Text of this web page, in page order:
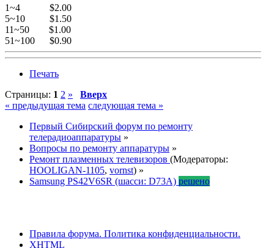
1~4 $2.00
5~10 $1.50
11~50 $1.00
51~100 $0.90
Печать
Страницы: 1 2 »
Вверх
« предыдущая тема следующая тема »
Первый Сибирский форум по ремонту
телерадиоаппаратуры »
Вопросы по ремонту аппаратуры »
Ремонт плазменных телевизоров (Модераторы:
HOOLIGAN-1105, vornst) »
Samsung PS42V6SR (шасси: D73A) решено
Правила форума. Политика конфиденциальности.
XHTML